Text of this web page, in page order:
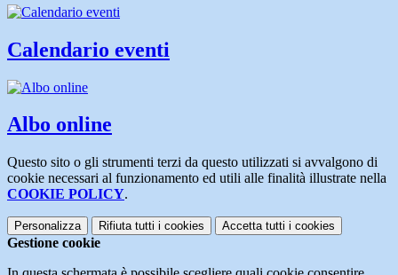
Calendario eventi
Albo online
Questo sito o gli strumenti terzi da questo utilizzati si avvalgono di
cookie necessari al funzionamento ed utili alle finalità illustrate nella
COOKIE POLICY.
Personalizza Rifiuta tutti i cookies Accetta tutti i cookies
Gestione cookie